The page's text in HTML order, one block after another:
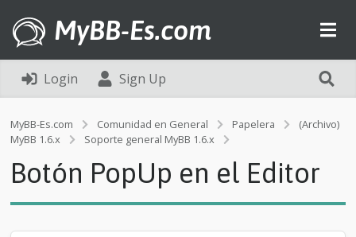
MyBB-Es.com
Login Sign Up
MyBB-Es.com Comunidad en General Papelera
(Archivo)
MyBB 1.6.x
Soporte general MyBB 1.6.x
ó
n
o
Botón PopUp en el Editor